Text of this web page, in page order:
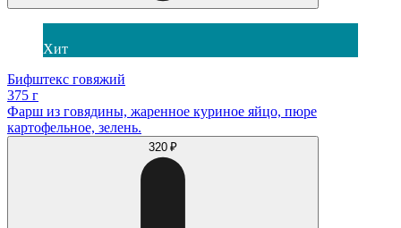
Хит
Бифштекс говяжий
375 г
Фарш из говядины, жаренное куриное яйцо, пюре
картофельное, зелень.
320 ₽